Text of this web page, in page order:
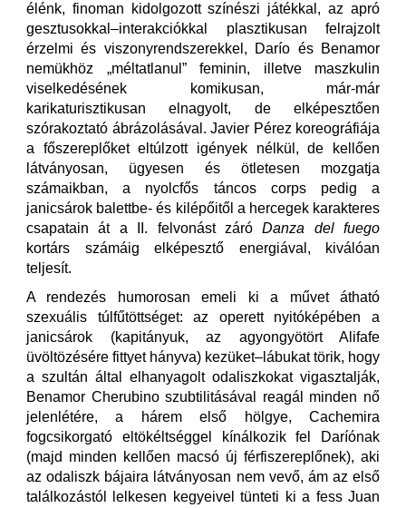
élénk, finoman kidolgozott színészi játékkal, az apró
gesztusokkal–interakciókkal plasztikusan felrajzolt
érzelmi és viszonyrendszerekkel, Darío és Benamor
nemükhöz „méltatlanul” feminin, illetve maszkulin
viselkedésének komikusan, már-már
karikaturisztikusan elnagyolt, de elképesztően
szórakoztató ábrázolásával. Javier Pérez koreográfiája
a főszereplőket eltúlzott igények nélkül, de kellően
látványosan, ügyesen és ötletesen mozgatja
számaikban, a nyolcfős táncos corps pedig a
janicsárok balettbe- és kilépőitől a hercegek karakteres
csapatain át a II. felvonást záróDanza del fuego
kortárs számáig elképesztő energiával, kiválóan
teljesít.
A rendezés humorosan emeli ki a művet átható
szexuális túlfűtöttséget: az operett nyitóképében a
janicsárok (kapitányuk, az agyongyötört Alifafe
üvöltözésére fittyet hányva) kezüket–lábukat törik, hogy
a szultán által elhanyagolt odaliszkokat vigasztalják,
Benamor Cherubino szubtilitásával reagál minden nő
jelenlétére, a hárem első hölgye, Cachemira
fogcsikorgató eltökéltséggel kínálkozik fel Daríónak
(majd minden kellően macsó új férfiszereplőnek), aki
az odaliszk bájaira látványosan nem vevő, ám az első
találkozástól lelkesen kegyeivel tünteti ki a fess Juan